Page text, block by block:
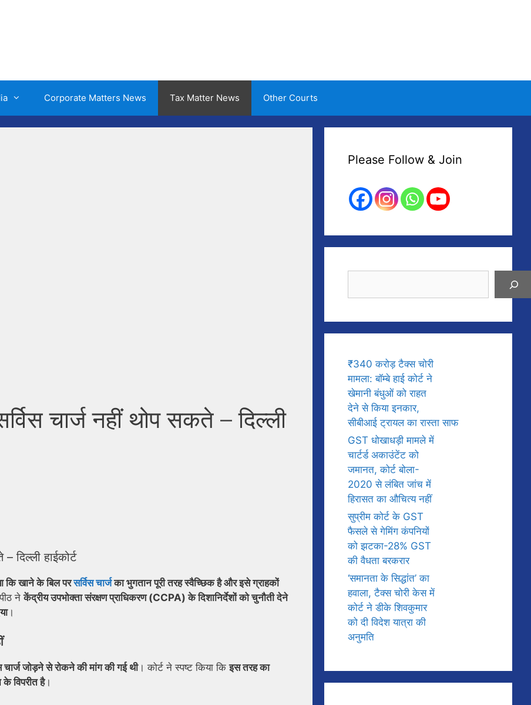
Corporate Matters News Tax Matter News Other Courts
चार्ज नहीं थोप सकते – दिल्ली
दिल्ली हाईकोर्ट
कि खाने के बिल परसर्विस चार्जका भुगतान पूरी तरह स्वैच्छिक है और इसे ग्राहकों
नेकेंद्रीय उपभोक्ता संरक्षण प्राधिकरण (CCPA) के दिशानिर्देशों को चुनौती देने
।
चार्ज जोड़ने से रोकने की मांग की गई थी। कोर्ट ने स्पष्ट किया किइस तरह का
विपरीत है।
Please Follow & Join
₹340 करोड़ टैक्स चोरी
मामला: बॉम्बे हाई कोर्ट ने
खेमानी बंधुओं को राहत
देने से किया इनकार,
सीबीआई ट्रायल का रास्ता साफ
GST धोखाधड़ी मामले में
चार्टर्ड अकाउंटेंट को
जमानत, कोर्ट बोला-
2020 से लंबित जांच में
हिरासत का औचित्य नहीं
सुप्रीम कोर्ट के GST
फैसले से गेमिंग कंपनियों
को झटका-28% GST
की वैधता बरकरार
‘समानता के सिद्धांत’ का
हवाला, टैक्स चोरी केस में
कोर्ट ने डीके शिवकुमार
को दी विदेश यात्रा की
अनुमति